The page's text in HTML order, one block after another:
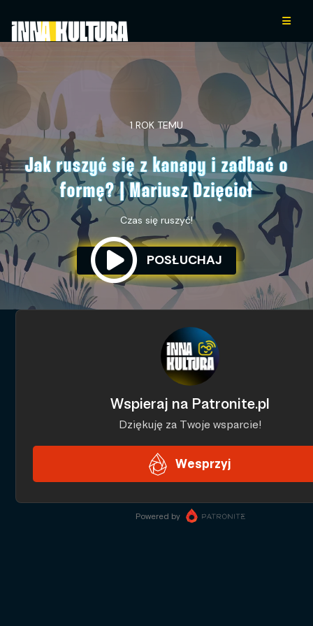
1 ROK TEMU
Jak ruszyć się z kanapy i zadbać o
formę? | Mariusz Dzięcioł
Czas się ruszyć!
POSŁUCHAJ